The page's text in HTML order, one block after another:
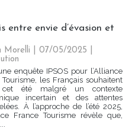
entre envie d’évasion et
Morelli | 07/05/2025
enquête IPSOS pour l’Alliance
Tourisme, les Français souhaitent
été malgré un contexte
incertain et des attentes
À l’approche de l’été 2025,
France Tourisme révèle que,